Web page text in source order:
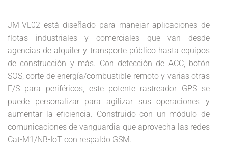
JM-VL02 está diseñado para manejar aplicaciones de
flotas industriales y comerciales que van desde
agencias de alquiler y transporte público hasta equipos
de construcción y más. Con detección de ACC, botón
SOS, corte de energía/combustible remoto y varias otras
E/S para periféricos, este potente rastreador GPS se
puede personalizar para agilizar sus operaciones y
aumentar la eficiencia. Construido con un módulo de
comunicaciones de vanguardia que aprovecha las redes
Cat-M1/NB-IoT con respaldo GSM.